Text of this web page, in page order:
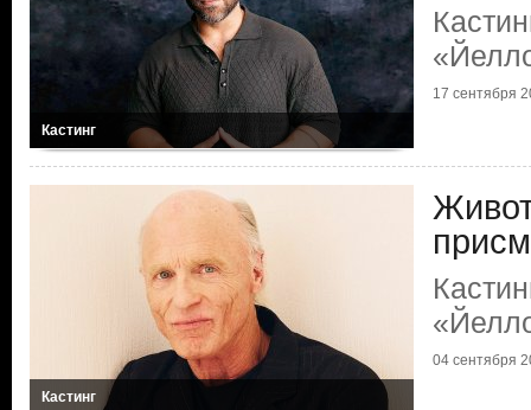
Кастинг
17 сентября
Кастинг
04 сентября